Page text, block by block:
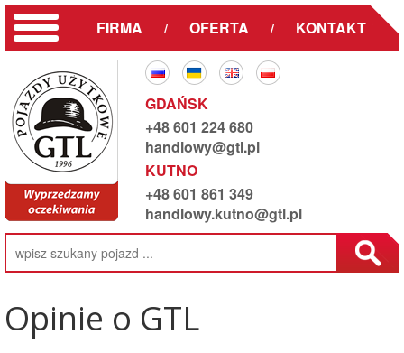
FIRMA / OFERTA / KONTAKT
GDAŃSK
+48 601 224 680
handlowy@gtl.pl
KUTNO
+48 601 861 349
handlowy.kutno@gtl.pl
Opinie o GTL